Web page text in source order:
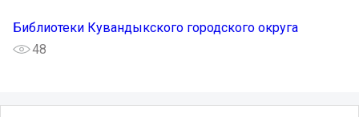
Библиотеки Кувандыкского городского округа
48